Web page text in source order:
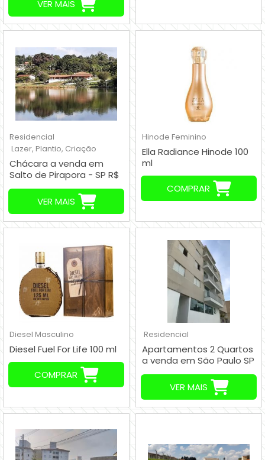
VER MAIS
Residencial
Lazer, Plantio, Criação
Chácara a venda em
Salto de Pirapora - SP R$
830.000,00
VER MAIS
Hinode Feminino
Ella Radiance Hinode 100
ml
COMPRAR
Diesel Masculino
Diesel Fuel For Life 100 ml
COMPRAR
Residencial
Apartamentos 2 Quartos
a venda em São Paulo SP
Brasil R$ 225.000,00
VER MAIS